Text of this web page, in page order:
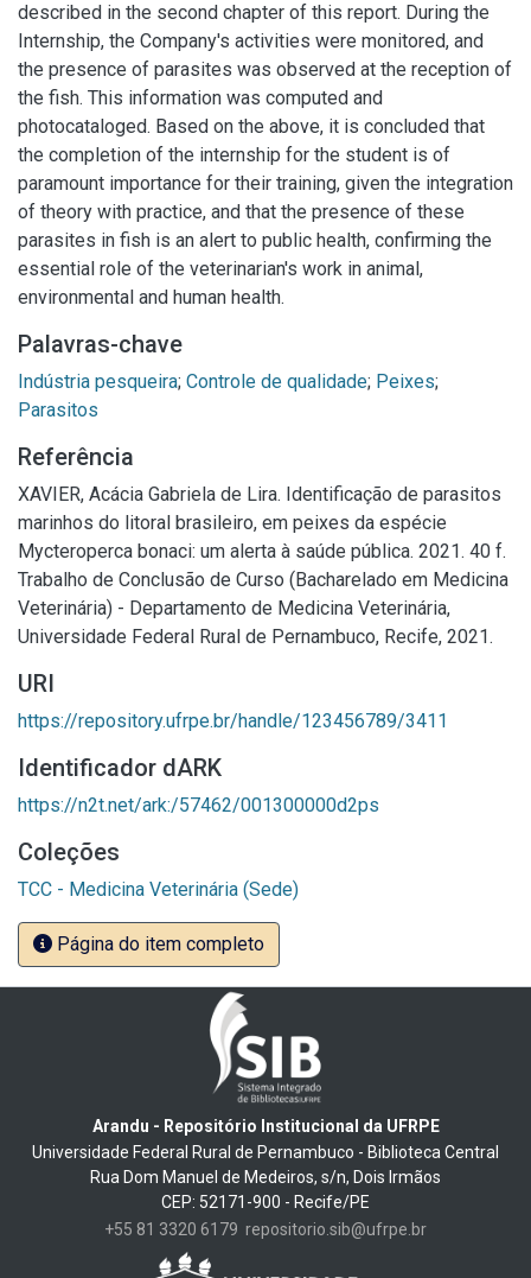
described in the second chapter of this report. During the
Internship, the Company's activities were monitored, and
the presence of parasites was observed at the reception of
the fish. This information was computed and
photocataloged. Based on the above, it is concluded that
the completion of the internship for the student is of
paramount importance for their training, given the integration
of theory with practice, and that the presence of these
parasites in fish is an alert to public health, confirming the
essential role of the veterinarian's work in animal,
environmental and human health.
Palavras-chave
Indústria pesqueira; Controle de qualidade; Peixes;
Parasitos
Referência
XAVIER, Acácia Gabriela de Lira. Identificação de parasitos
marinhos do litoral brasileiro, em peixes da espécie
Mycteroperca bonaci: um alerta à saúde pública. 2021. 40 f.
Trabalho de Conclusão de Curso (Bacharelado em Medicina
Veterinária) - Departamento de Medicina Veterinária,
Universidade Federal Rural de Pernambuco, Recife, 2021.
URI
https://repository.ufrpe.br/handle/123456789/3411
Identificador dARK
https://n2t.net/ark:/57462/001300000d2ps
Coleções
TCC - Medicina Veterinária (Sede)
Página do item completo
Arandu - Repositório Institucional da UFRPE
Universidade Federal Rural de Pernambuco - Biblioteca Central
Rua Dom Manuel de Medeiros, s/n, Dois Irmãos
CEP: 52171-900 - Recife/PE
+55 81 3320 6179 repositorio.sib@ufrpe.br